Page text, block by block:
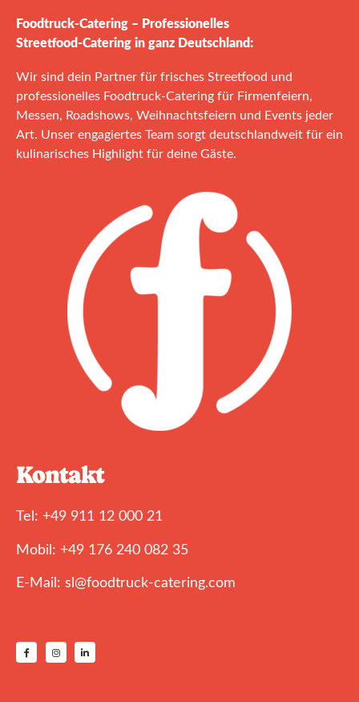
Foodtruck‑Catering – Professionelles
Streetfood‑Catering in ganz Deutschland:
Wir sind dein Partner für frisches Streetfood und
professionelles Foodtruck‑Catering für Firmenfeiern,
Messen, Roadshows, Weihnachtsfeiern und Events jeder
Art. Unser engagiertes Team sorgt deutschlandweit für ein
kulinarisches Highlight für deine Gäste.
Kontakt
Tel: +49 911 12 000 21
Mobil: +49 176 240 082 35
E-Mail: sl@foodtruck-catering.com